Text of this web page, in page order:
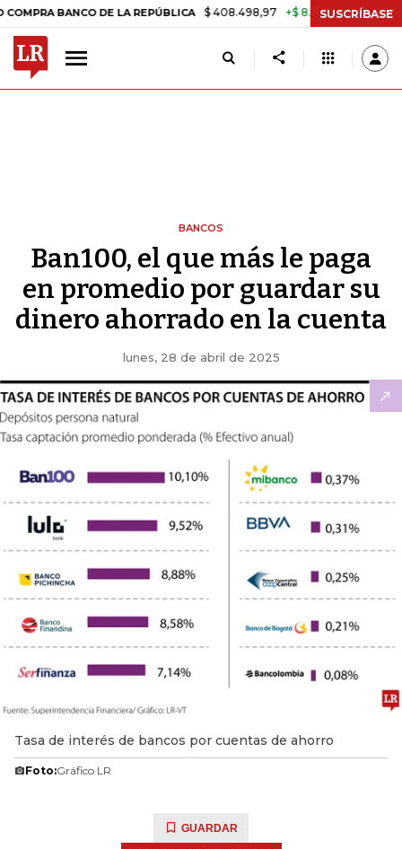
DE LA REPÚBLICA $ 408.498,97 +$ 8.753,81 +2,19% TASA
SUSCRÍBASE
BANCOS
Ban100, el que más le paga
en promedio por guardar su
dinero ahorrado en la cuenta
lunes, 28 de abril de 2025
Tasa de interés de bancos por cuentas de ahorro
Foto:Gráfico LR
GUARDAR